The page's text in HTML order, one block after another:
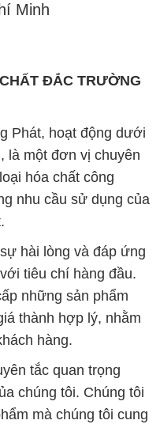
Minh
ĐẮC TRƯỜNG
Phát, hoạt động dưới
, là một đơn vị chuyên
hóa chất công
nhu cầu sử dụng của
hài lòng và đáp ứng
tiêu chí hàng đầu.
những sản phẩm
thành hợp lý, nhằm
hàng.
tắc quan trọng
chúng tôi. Chúng tôi
mà chúng tôi cung